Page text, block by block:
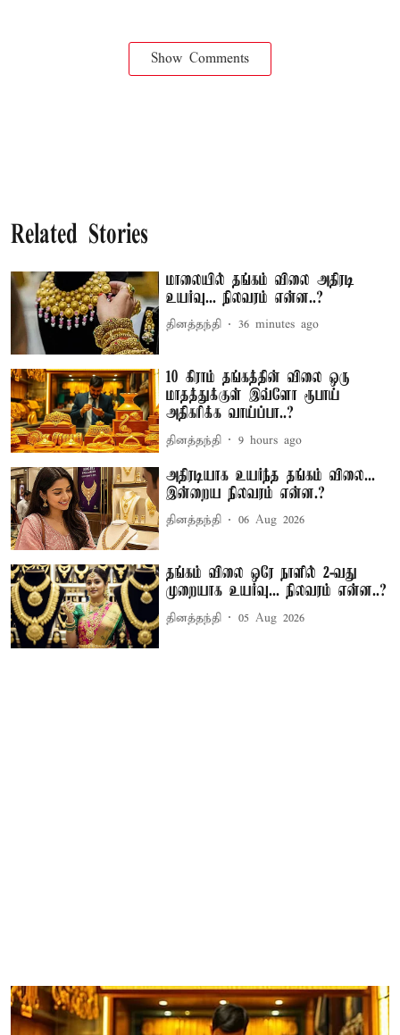
Show Comments
Related Stories
மாலையில் தங்கம் விலை அதிரடி
உயர்வு... நிலவரம் என்ன..?
தினத்தந்தி 36 minutes ago
10 கிராம் தங்கத்தின் விலை ஒரு
மாதத்துக்குள் இவ்ளோ ரூபாய்
அதிகரிக்க வாய்ப்பா..?
தினத்தந்தி 9 hours ago
அதிரடியாக உயர்ந்த தங்கம் விலை...
இன்றைய நிலவரம் என்ன.?
தினத்தந்தி 06 Aug 2026
தங்கம் விலை ஒரே நாளில் 2-வது
முறையாக உயர்வு... நிலவரம் என்ன..?
தினத்தந்தி 05 Aug 2026